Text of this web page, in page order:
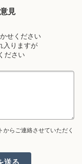
見
せください
入りますが
ださい
らご連絡させていただく